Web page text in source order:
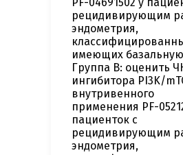
PF-04691502 у
рецидивирующим
эндометрия,
имеющих базальную
Группа B: оценить
ингибитора PI3K/
внутривенного
применения PF-
пациенток с
рецидивирующим
эндометрия,